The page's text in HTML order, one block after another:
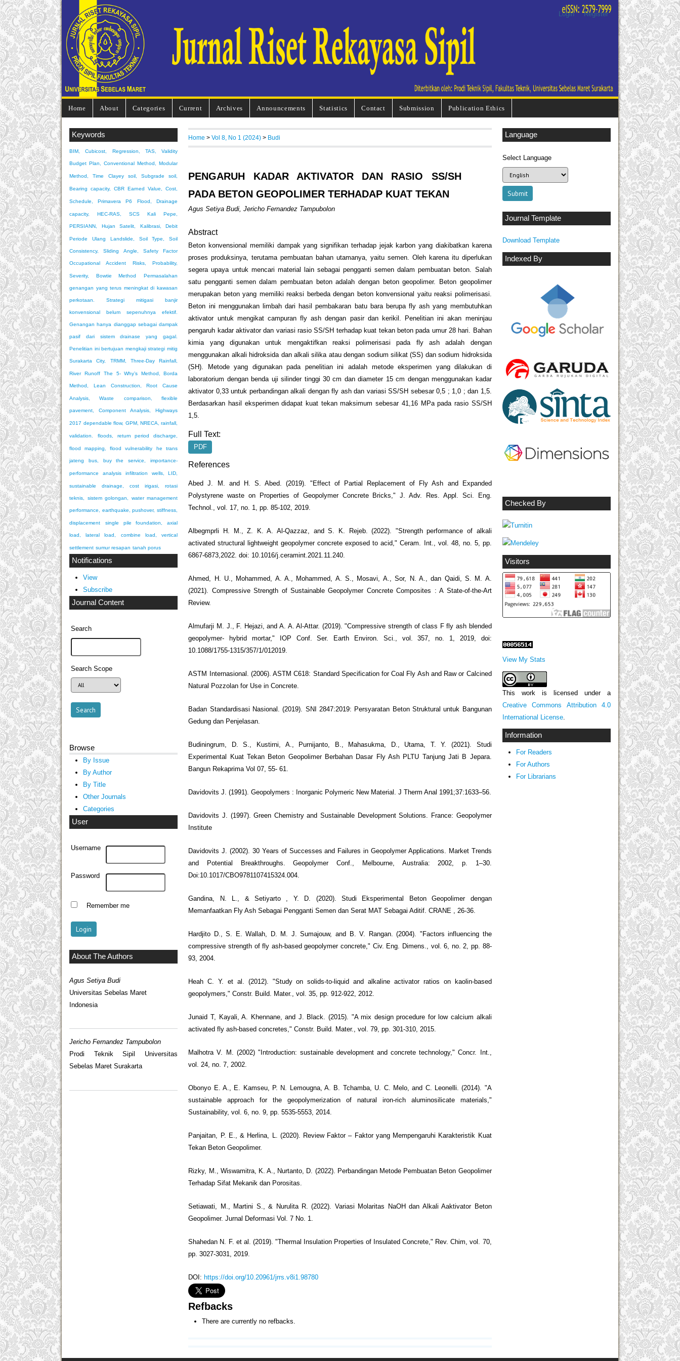
Login Register
Home About Categories Current Archives Announcements Statistics Contact Submission Publication Ethics
Language
Select Language
Journal Template
Download Template
Indexed By
Checked By
Visitors
View My Stats
This work is licensed under a
Creative Commons Attribution 4.0
International License
Information
For Readers
For Authors
For Librarians
Keywords
BIM, Cubicost, Regression, TAS, Validity
Budget Plan, Conventional Method, Modular
Method, Time Clayey soil, Subgrade soil,
Bearing capacity, CBR Earned Value, Cost,
Schedule, Primavera P6 Flood, Drainage
capacity, HEC-RAS, SCS Kali Pepe,
PERSIANN, Hujan Satelit, Kalibrasi, Debit
Periode Ulang Landslide, Soil Type, Soil
Consistency, Sliding Angle, Safety Factor
Occupational Accident Risks, Probability,
Severity, Bowtie Method Permasalahan
genangan yang terus meningkat di kawasan
perkotaan. Strategi mitigasi banjir
konvensional belum sepenuhnya efektif.
Genangan hanya dianggap sebagai dampak
pasif dari sistem drainase yang gagal.
Penelitian ini bertujuan mengkaji strategi mitig
Surakarta City, TRMM, Three-Day Rainfall,
River Runoff The 5- Why’s Method, Borda
Method, Lean Construction, Root Cause
Analysis, Waste comparison, flexible
pavement, Component Analysis, Highways
2017 dependable flow, GPM, NRECA, rainfall,
validation. floods, return period discharge,
flood mapping, flood vulnerability he trans
jateng bus, buy the service, importance-
performance analysis infiltration wells, LID,
sustainable drainage, cost irigasi, rotasi
teknis, sistem golongan, water management
performance, earthquake, pushover, stiffness,
displacement single pile foundation, axial
load, lateral load, combine load, vertical
settlement sumur resapan tanah porus
Notifications
View
Subscribe
Journal Content
Search
Search Scope
Browse
By Issue
By Author
By Title
Other Journals
Categories
User
Username
Password
Remember me
About The Authors
Agus Setiya Budi
Universitas Sebelas Maret
Indonesia
Jericho Fernandez Tampubolon
Prodi Teknik Sipil Universitas
Sebelas Maret Surakarta
Home >Vol 8, No 1 (2024) > Budi
PENGARUH KADAR AKTIVATOR DAN RASIO SS/SH
PADA BETON GEOPOLIMER TERHADAP KUAT TEKAN
Agus Setiya Budi, Jericho Fernandez Tampubolon
Abstract
Beton konvensional memiliki dampak yang signifikan terhadap jejak karbon yang diakibatkan karena
proses produksinya, terutama pembuatan bahan utamanya, yaitu semen. Oleh karena itu diperlukan
segera upaya untuk mencari material lain sebagai pengganti semen dalam pembuatan beton. Salah
satu pengganti semen dalam pembuatan beton adalah dengan beton geopolimer. Beton geopolimer
merupakan beton yang memiliki reaksi berbeda dengan beton konvensional yaitu reaksi polimerisasi.
Beton ini menggunakan limbah dari hasil pembakaran batu bara berupa fly ash yang membutuhkan
aktivator untuk mengikat campuran fly ash dengan pasir dan kerikil. Penelitian ini akan meninjau
pengaruh kadar aktivator dan variasi rasio SS/SH terhadap kuat tekan beton pada umur 28 hari. Bahan
kimia yang digunakan untuk mengaktifkan reaksi polimerisasi pada fly ash adalah dengan
menggunakan alkali hidroksida dan alkali silika atau dengan sodium silikat (SS) dan sodium hidroksida
(SH). Metode yang digunakan pada penelitian ini adalah metode eksperimen yang dilakukan di
laboratorium dengan benda uji silinder tinggi 30 cm dan diameter 15 cm dengan menggunakan kadar
aktivator 0,33 untuk perbandingan alkali dengan fly ash dan variasi SS/SH sebesar 0,5 ; 1,0 ; dan 1,5.
Berdasarkan hasil eksperimen didapat kuat tekan maksimum sebesar 41,16 MPa pada rasio SS/SH
1,5.
Full Text:
PDF
References
Abed J. M. and H. S. Abed. (2019). "Effect of Partial Replacement of Fly Ash and Expanded
Polystyrene waste on Properties of Geopolymer Concrete Bricks," J. Adv. Res. Appl. Sci. Eng.
Technol., vol. 17, no. 1, pp. 85-102, 2019.
Albegmprli H. M., Z. K. A. Al-Qazzaz, and S. K. Rejeb. (2022). "Strength performance of alkali
activated structural lightweight geopolymer concrete exposed to acid," Ceram. Int., vol. 48, no. 5, pp.
6867-6873,2022. doi: 10.1016/j.ceramint.2021.11.240.
Ahmed, H. U., Mohammed, A. A., Mohammed, A. S., Mosavi, A., Sor, N. A., dan Qaidi, S. M. A.
(2021). Compressive Strength of Sustainable Geopolymer Concrete Composites : A State-of-the-Art
Review.
Almufarji M. J., F. Hejazi, and A. A. Al-Attar. (2019). "Compressive strength of class F fly ash blended
geopolymer- hybrid mortar," IOP Conf. Ser. Earth Environ. Sci., vol. 357, no. 1, 2019, doi:
10.1088/1755-1315/357/1/012019.
ASTM Internasional. (2006). ASTM C618: Standard Specification for Coal Fly Ash and Raw or Calcined
Natural Pozzolan for Use in Concrete.
Badan Standardisasi Nasional. (2019). SNI 2847:2019: Persyaratan Beton Struktural untuk Bangunan
Gedung dan Penjelasan.
Budiningrum, D. S., Kustirni, A., Purnijanto, B., Mahasukma, D., Utama, T. Y. (2021). Studi
Experimental Kuat Tekan Beton Geopolimer Berbahan Dasar Fly Ash PLTU Tanjung Jati B Jepara.
Bangun Rekaprima Vol 07, 55- 61.
Davidovits J. (1991). Geopolymers : Inorganic Polymeric New Material. J Therm Anal 1991;37:1633–56.
Davidovits J. (1997). Green Chemistry and Sustainable Development Solutions. France: Geopolymer
Institute
Davidovits J. (2002). 30 Years of Successes and Failures in Geopolymer Applications. Market Trends
and Potential Breakthroughs. Geopolymer Conf., Melbourne, Australia: 2002, p. 1–30.
Doi:10.1017/CBO9781107415324.004.
Gandina, N. L., & Setiyarto , Y. D. (2020). Studi Eksperimental Beton Geopolimer dengan
Memanfaatkan Fly Ash Sebagai Pengganti Semen dan Serat MAT Sebagai Aditif. CRANE , 26-36.
Hardjito D., S. E. Wallah, D. M. J. Sumajouw, and B. V. Rangan. (2004). "Factors influencing the
compressive strength of fly ash-based geopolymer concrete," Civ. Eng. Dimens., vol. 6, no. 2, pp. 88-
93, 2004.
Heah C. Y. et al. (2012). "Study on solids-to-liquid and alkaline activator ratios on kaolin-based
geopolymers," Constr. Build. Mater., vol. 35, pp. 912-922, 2012.
Junaid T, Kayali, A. Khennane, and J. Black. (2015). "A mix design procedure for low calcium alkali
activated fly ash-based concretes," Constr. Build. Mater., vol. 79, pp. 301-310, 2015.
Malhotra V. M. (2002) "Introduction: sustainable development and concrete technology," Concr. Int.,
vol. 24, no. 7, 2002.
Obonyo E. A., E. Kamseu, P. N. Lemougna, A. B. Tchamba, U. C. Melo, and C. Leonelli. (2014). "A
sustainable approach for the geopolymerization of natural iron-rich aluminosilicate materials,"
Sustainability, vol. 6, no. 9, pp. 5535-5553, 2014.
Panjaitan, P. E., & Herlina, L. (2020). Review Faktor – Faktor yang Mempengaruhi Karakteristik Kuat
Tekan Beton Geopolimer.
Rizky, M., Wiswamitra, K. A., Nurtanto, D. (2022). Perbandingan Metode Pembuatan Beton Geopolimer
Terhadap Sifat Mekanik dan Porositas.
Setiawati, M., Martini S., & Nurulita R. (2022). Variasi Molaritas NaOH dan Alkali Aaktivator Beton
Geopolimer. Jurnal Deformasi Vol. 7 No. 1.
Shahedan N. F. et al. (2019). "Thermal Insulation Properties of Insulated Concrete," Rev. Chim, vol. 70,
pp. 3027-3031, 2019.
DOI:https://doi.org/10.20961/jrrs.v8i1.98780
Refbacks
There are currently no refbacks.